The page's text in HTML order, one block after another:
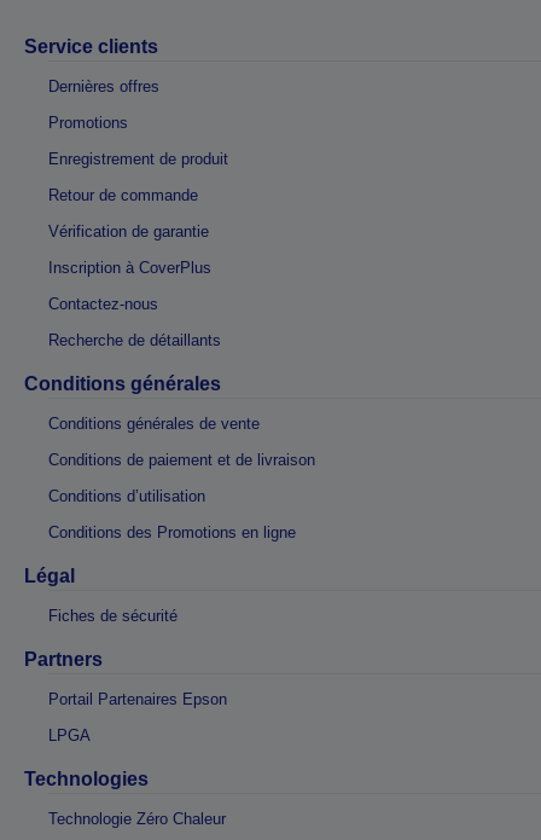
Service clients
Dernières offres
Promotions
Enregistrement de produit
Retour de commande
Vérification de garantie
Inscription à CoverPlus
Contactez-nous
Recherche de détaillants
Conditions générales
Conditions générales de vente
Conditions de paiement et de livraison
Conditions d’utilisation
Conditions des Promotions en ligne
Légal
Fiches de sécurité
Partners
Portail Partenaires Epson
LPGA
Technologies
Technologie Zéro Chaleur